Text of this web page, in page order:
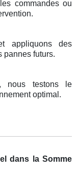
commandes ou
appliquons des
pannes futurs.
nous testons le
optimal.
dans la Somme